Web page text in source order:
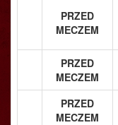
PRZED
MECZEM
PRZED
MECZEM
PRZED
MECZEM